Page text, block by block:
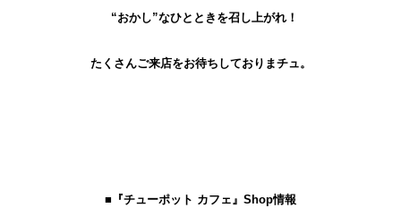
“おかし”なひとときを召し上がれ！
たくさんご来店をお待ちしておりまチュ。
■ 『チューポット カフェ』 Shop情報